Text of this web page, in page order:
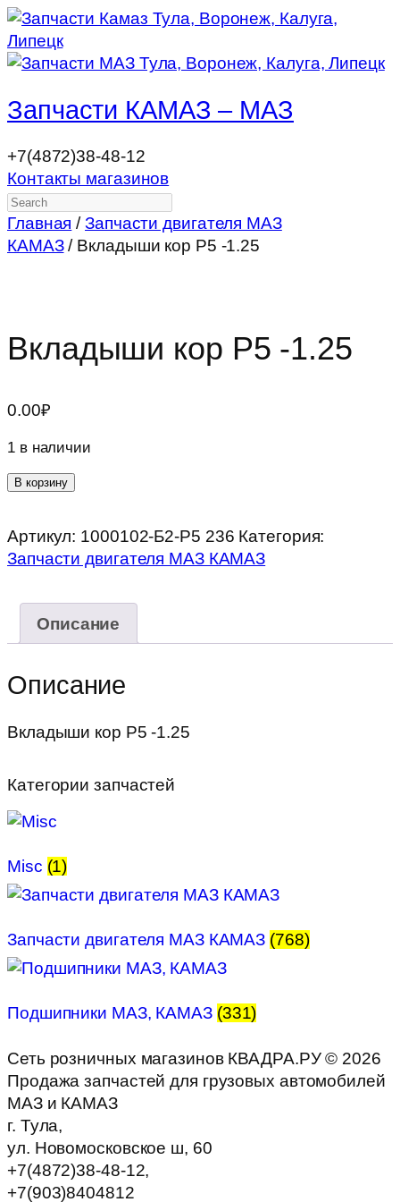
Запчасти КАМАЗ – МАЗ
+7(4872)38-48-12
Контакты магазинов
Search
Главная /Запчасти двигателя МАЗ
КАМАЗ/ Вкладыши кор Р5 -1.25
Вкладыши кор Р5 -1.25
0.00₽
1 в наличии
Количество
Вкладыши
кор
В корзину
Артикул: 1000102-Б2-Р5 236 Категория:
Запчасти двигателя МАЗ КАМАЗ
Описание
Описание
Вкладыши кор Р5 -1.25
Категории запчастей
Misc (1)
Запчасти двигателя МАЗ КАМАЗ (768)
Подшипники МАЗ, КАМАЗ (331)
Сеть розничных магазинов КВАДРА.РУ © 2026
Продажа запчастей для грузовых автомобилей
МАЗ и КАМАЗ
г. Тула,
ул. Новомосковское ш, 60
+7(4872)38-48-12,
+7(903)8404812